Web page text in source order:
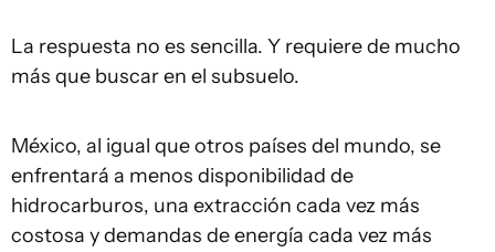
La respuesta no es sencilla. Y requiere de mucho
más que buscar en el subsuelo.
México, al igual que otros países del mundo, se
enfrentará a menos disponibilidad de
hidrocarburos, una extracción cada vez más
costosa y demandas de energía cada vez más